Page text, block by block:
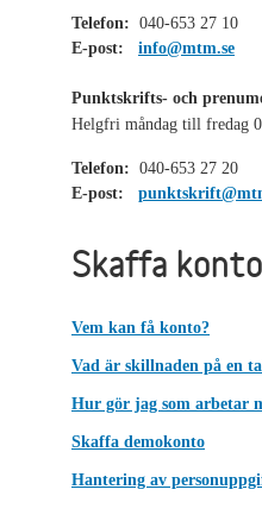
Telefon: 040-653 27 10
E-post:
info@mtm.se
Punktskrifts- och
Helgfri måndag till fredag
Telefon: 040-653 27 20
E-post:
Skaffa konto
Vem kan få konto?
Vad är skillnaden på en
Hur gör jag som arbetar
Skaffa demokonto
Hantering av